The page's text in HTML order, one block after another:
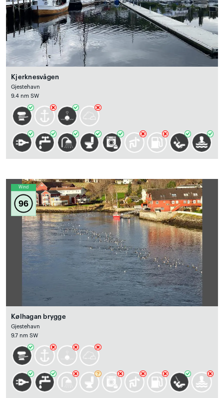
Kjerknesvågen
Gjestehavn
9.4 nm SW
Wind
96
Kølhagan brygge
Gjestehavn
9.7 nm SW